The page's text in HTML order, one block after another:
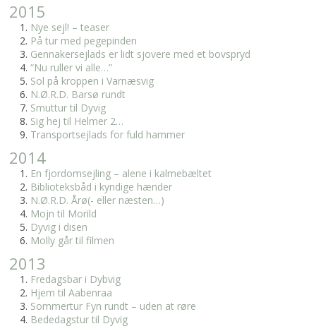
2015
Nye sejl! – teaser
På tur med pegepinden
Gennakersejlads er lidt sjovere med et bovspryd
“Nu ruller vi alle…”
Sol på kroppen i Varnæsvig
N.Ø.R.D. Barsø rundt
Smuttur til Dyvig
Sig hej til Helmer 2…
Transportsejlads for fuld hammer
2014
En fjordomsejling – alene i kalmebæltet
Biblioteksbåd i kyndige hænder
N.Ø.R.D. Årø(- eller næsten…)
Mojn til Morild
Dyvig i disen
Molly går til filmen
2013
Fredagsbar i Dybvig
Hjem til Aabenraa
Sommertur Fyn rundt – uden at røre
Bededagstur til Dyvig